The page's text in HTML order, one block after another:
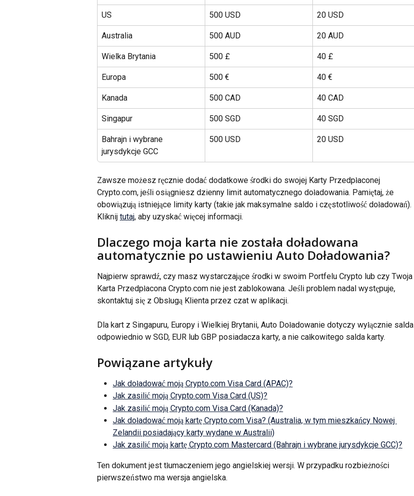
US 500 USD 20 USD
Australia 500 AUD 20 AUD
Wielka Brytania 500 £ 40 £
Europa 500 € 40 €
Kanada 500 CAD 40 CAD
Singapur 500 SGD 40 SGD
Bahrajn i wybrane
jurysdykcje GCC
500 USD 20 USD
Zawsze możesz ręcznie dodać dodatkowe środki do swojej Karty Przedpłaconej
Crypto.com, jeśli osiągniesz dzienny limit automatycznego doładowania. Pamiętaj, że
obowiązują istniejące limity karty (takie jak maksymalne saldo i częstotliwość doładowań).
Kliknij tutaj, aby uzyskać więcej informacji.
Dlaczego moja karta nie została doładowana
automatycznie po ustawieniu Auto Doładowania?
Najpierw sprawdź, czy masz wystarczające środki w swoim Portfelu Crypto lub czy Twoja
Karta Przedpłacona Crypto.com nie jest zablokowana. Jeśli problem nadal występuje,
skontaktuj się z Obsługą Klienta przez czat w aplikacji.
Dla kart z Singapuru, Europy i Wielkiej Brytanii, Auto Doładowanie dotyczy wyłącznie salda
odpowiednio w SGD, EUR lub GBP posiadacza karty, a nie całkowitego salda karty.
Powiązane artykuły
Jak doładować moją Crypto.com Visa Card (APAC)?
Jak zasilić moją Crypto.com Visa Card (US)?
Jak zasilić moją Crypto.com Visa Card (Kanada)?
Jak doładować moją kartę Crypto.com Visa? (Australia, w tym mieszkańcy Nowej
Zelandii posiadający karty wydane w Australii)
Jak zasilić moją kartę Crypto.com Mastercard (Bahrajn i wybrane jurysdykcje GCC)?
Ten dokument jest tłumaczeniem jego angielskiej wersji. W przypadku rozbieżności
pierwszeństwo ma wersja angielska.